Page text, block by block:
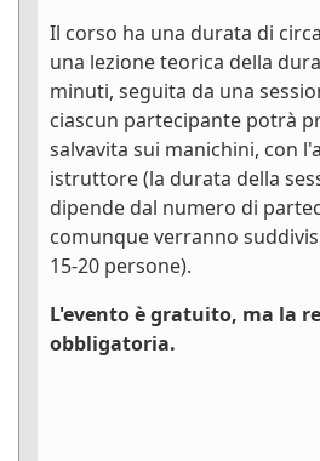
Il corso ha una durata di
una lezione teorica della
minuti, seguita da una
ciascun partecipante potrà
salvavita sui manichini, con
istruttore (la durata della
dipende dal numero di
comunque verranno
15-20 persone).
L'evento è gratuito, ma la
obbligatoria.